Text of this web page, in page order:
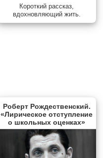
Короткий рассказ,
вдохновляющий жить.
Роберт Рождественский.
«Лирическое отступление
о школьных оценках»